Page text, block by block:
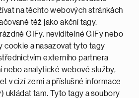
na těchto webových stránkách
též jako akční tagy,
GIFy, neviditelné GIFy nebo
cookie a nasazovat tyto tagy
externího partnera
nebo analytické webové služby,
v cizí zemi a příslušné informace
ukládat tam. Tyto tagy a soubory